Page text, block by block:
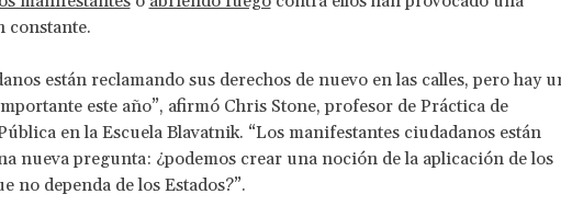
constante.
están reclamando sus derechos de nuevo en las calles, pero hay
este año”, afirmó Chris Stone, profesor de Práctica de
en la Escuela Blavatnik. “Los manifestantes ciudadanos están
nueva pregunta: ¿podemos crear una noción de la aplicación de los
no dependa de los Estados?”.